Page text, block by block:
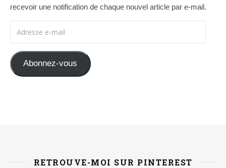
recevoir une notification de chaque nouvel article par e-mail.
Abonnez-vous
RETROUVE-MOI SUR PINTEREST